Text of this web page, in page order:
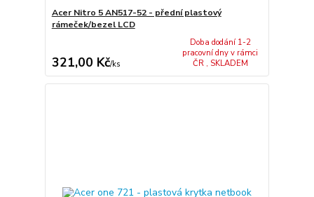
Acer Nitro 5 AN517-52 - přední plastový
rámeček/bezel LCD
321,00 Kč/ks
Doba dodání 1-2
pracovní dny v rámci
ČR , SKLADEM